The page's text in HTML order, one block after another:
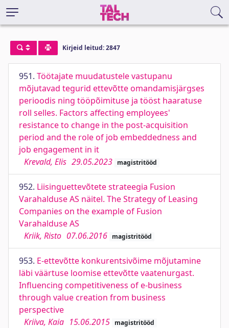
Kirjeid leitud: 2847
951. Töötajate muudatustele vastupanu
mõjutavad tegurid ettevõtte omandamisjärgses
perioodis ning tööpõimituse ja tööst haaratuse
roll selles. Factors affecting employees'
resistance to change in the post-acquisition
period and the role of job embeddedness and
job engagement in it
Krevald, Elis 29.05.2023 magistritööd
952. Liisinguettevõtete strateegia Fusion
Varahalduse AS näitel. The Strategy of Leasing
Companies on the example of Fusion
Varahalduse AS
Kriik, Risto 07.06.2016 magistritööd
953. E-ettevõtte konkurentsivõime mõjutamine
läbi väärtuse loomise ettevõtte vaatenurgast.
Influencing competitiveness of e-business
through value creation from business
perspective
Kriiva, Kaia 15.06.2015 magistritööd